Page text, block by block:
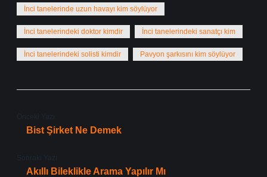
İnci tanelerinde uzun havayı kim söylüyor
İnci tanelerindeki doktor kimdir İnci tanelerindeki sanatçı kim
İnci tanelerindeki solisti kimdir Pavyon şarkısını kim söylüyor
Önceki Yazı
Bist Şirket Ne Demek
Sonraki Yazı
Akıllı Bileklikle Arama Yapılır Mı